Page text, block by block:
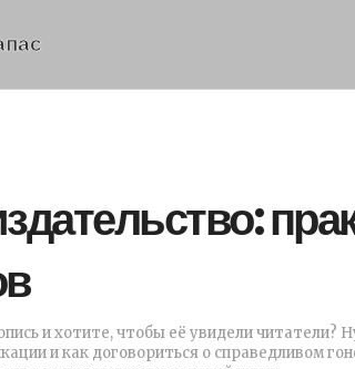
и хотите, чтобы её увидели читатели?
и как договориться о справедливом